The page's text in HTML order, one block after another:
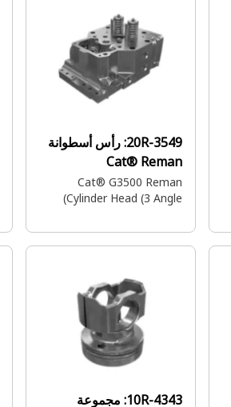
20R-3549:
رأس أسطوانة
Cat® Reman
Cat® G3500 Reman
Cylinder Head (3 Angle)
10R-4343:
مجموعة